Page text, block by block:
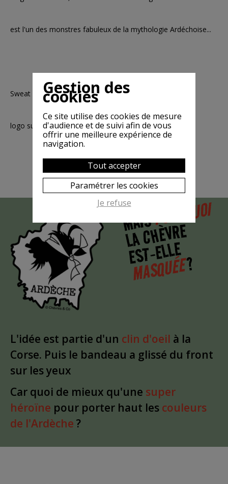
est l'un des monstres fabuleux de la mythologie Ardéchoise...
Sweat mixte noir, impression argent
logo sur manche
MAISPOURQUOI
LA CHÈVRE
EST-ELLE
MASQUÉE?
L'idée est partie d'un clin d'oeil à la
Corse. Puis le bandeau a glissé du front
sur les yeux
Car quoi de mieux qu'une super
héroïne pour porter haut les couleurs
de l'Ardèche ?
Gestion des
cookies
Ce site utilise des cookies de mesure
d'audience et de suivi afin de vous
offrir une meilleure expérience de
navigation.
Tout accepter
Paramétrer les cookies
Je refuse